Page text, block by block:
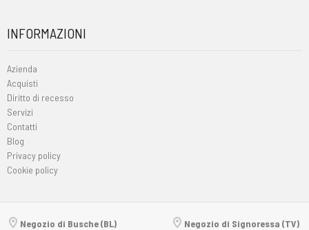
INFORMAZIONI
Azienda
Acquisti
Diritto di recesso
Servizi
Contatti
Blog
Privacy policy
Cookie policy
Negozio di Busche (BL)
Negozio di Signoressa (TV)